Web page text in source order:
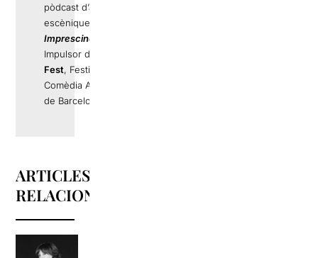
pòdcast d’arts
escèniques
Imprescindibles
Impulsor de
Fest, Festival de
Comèdia Alternativa
de Barcelona.
ARTICLES
RELACIONATS